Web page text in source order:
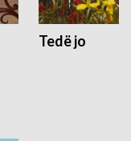
Tedë jo